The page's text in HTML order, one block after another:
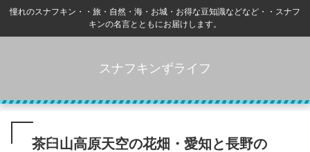
憧れのスナフキン・・旅・自然・海・お城・お得な豆知識などなど・・スナフ
キンの名言とともにお届けします。
スナフキンずライフ
茶臼山高原天空の花畑・愛知と長野の